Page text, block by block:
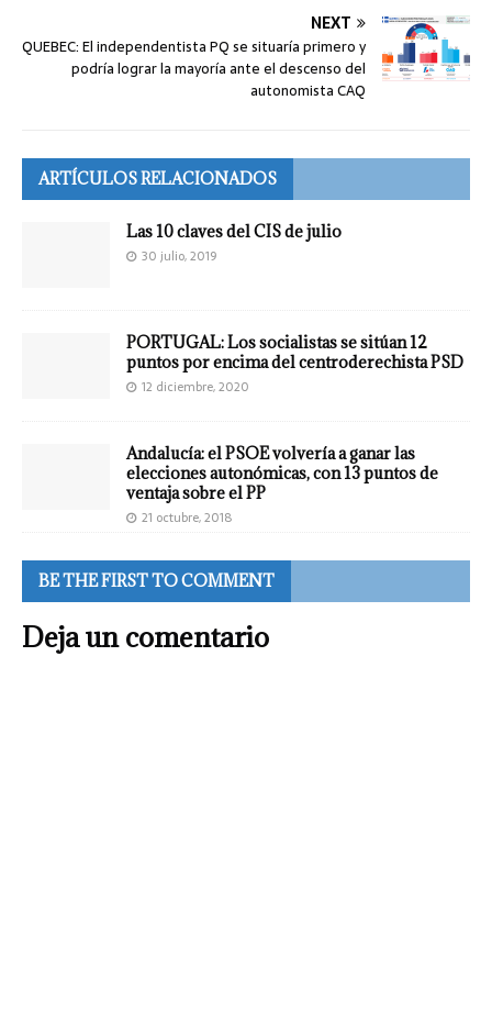
NEXT
QUEBEC: El independentista PQ se situaría primero y
podría lograr la mayoría ante el descenso del
autonomista CAQ
ARTÍCULOS RELACIONADOS
Las 10 claves del CIS de julio
30 julio, 2019
PORTUGAL: Los socialistas se sitúan 12
puntos por encima del centroderechista PSD
12 diciembre, 2020
Andalucía: el PSOE volvería a ganar las
elecciones autonómicas, con 13 puntos de
ventaja sobre el PP
21 octubre, 2018
BE THE FIRST TO COMMENT
Deja un comentario